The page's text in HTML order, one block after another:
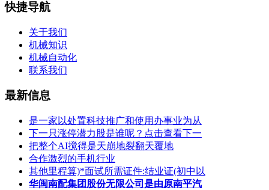
快捷导航
关于我们
机械知识
机械自动化
联系我们
最新信息
是一家以处置科技推广和使用办事业为从
下一只涨停潜力股是谁呢？点击查看下一
把整个AI搅得是天崩地裂翻天覆地
合作激烈的手机行业
其他里程算)*面试所需证件:结业证(初中以
华闽南配集团股份无限公司是由原南平汽